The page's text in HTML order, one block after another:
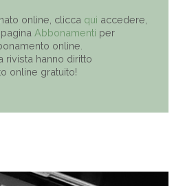
online, clicca qui accedere,
Abbonamenti per
online.
rivista hanno diritto
online gratuito!